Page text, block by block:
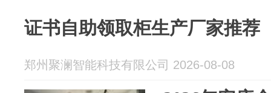
证书自助领取柜生产厂家推荐
郑州聚澜智能科技有限公司 2026-08-08